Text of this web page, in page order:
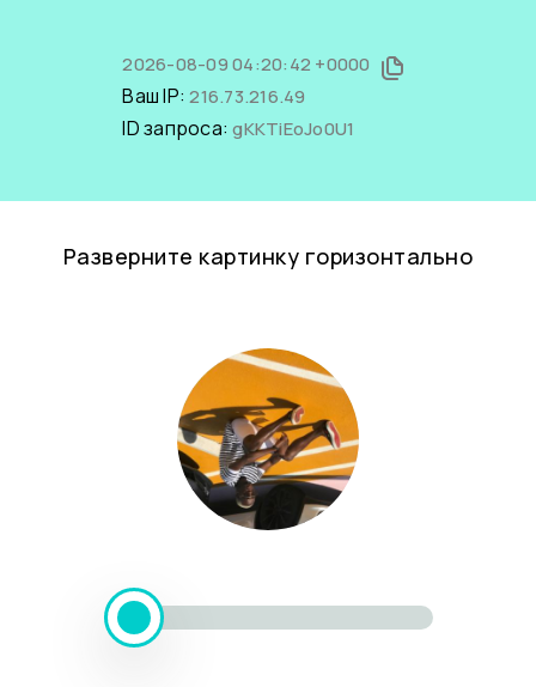
2026-08-09 04:20:42 +0000
Ваш IP:216.73.216.49
ID запроса:gKKTiEoJo0U1
Разверните картинку горизонтально